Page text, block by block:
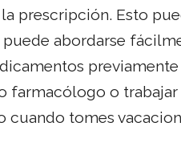
prescripción. Esto
abordarse
farmacólogo o
cuando tomes